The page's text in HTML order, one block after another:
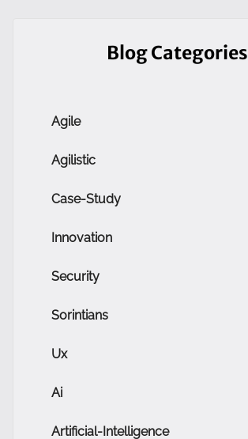
Blog Categories
Agile
Agilistic
Case-Study
Innovation
Security
Sorintians
Ux
Ai
Artificial-Intelligence